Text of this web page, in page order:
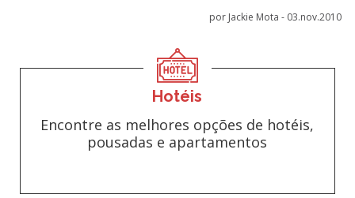
por Jackie Mota - 03.nov.2010
Hotéis
Encontre as melhores opções de hotéis,
pousadas e apartamentos